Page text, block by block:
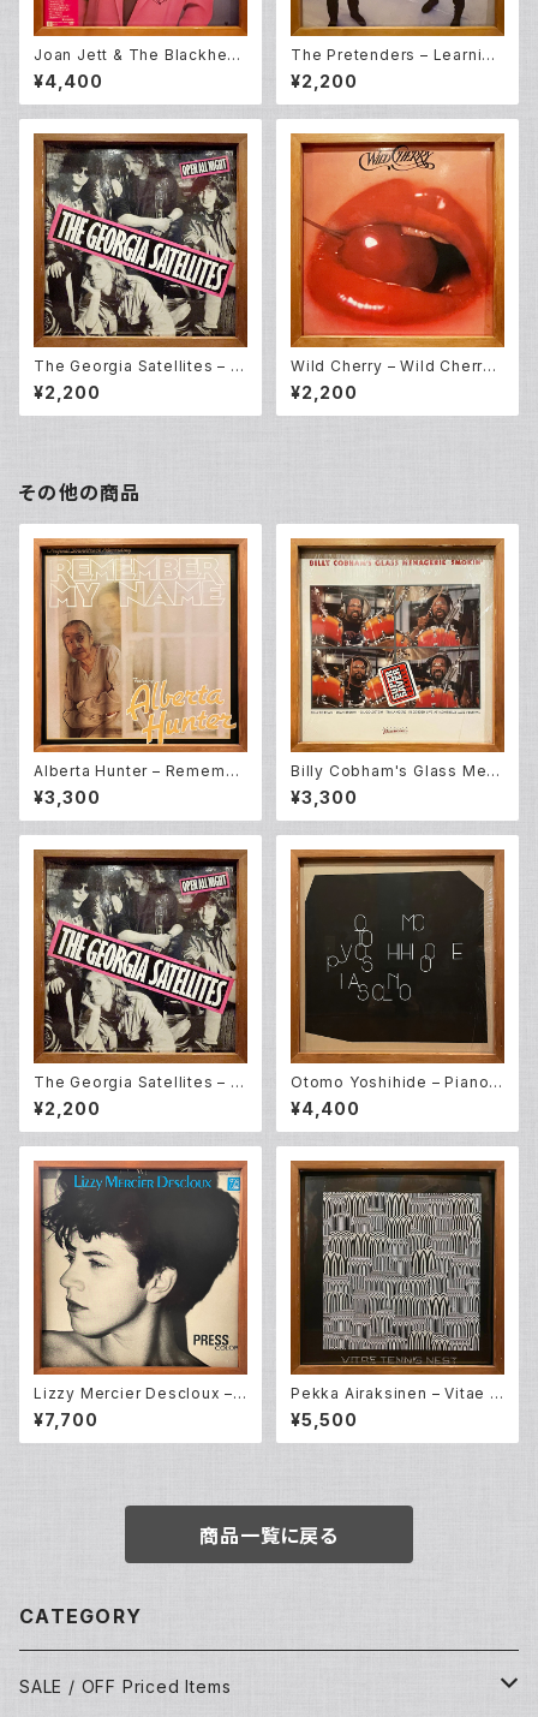
Joan Jett & The Blackhear
ts – I Love Rock 'N Roll (L
P)
¥4,400
The Pretenders – Learning
To Crawl (LP)
¥2,200
The Georgia Satellites – O
pen All Night (LP)
¥2,200
Wild Cherry – Wild Cherry
(LP)
¥2,200
その他の商品
Alberta Hunter – Remembe
r My Name [O.S.T] (LP)
¥3,300
Billy Cobham's Glass Men
agerie – Smokin' (LP)
¥3,300
The Georgia Satellites – O
pen All Night (LP)
¥2,200
Otomo Yoshihide – Piano S
olo (LP)
¥4,400
Lizzy Mercier Descloux –
Press Color (LP)
¥7,700
Pekka Airaksinen – Vitae T
ennis Nest (LP)
¥5,500
商品一覧に戻る
CATEGORY
SALE / OFF Priced Items